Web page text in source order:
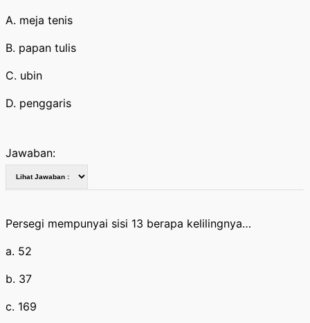
A. meja tenis
B. papan tulis
C. ubin
D. penggaris
Jawaban:
Persegi mempunyai sisi 13 berapa kelilingnya…
a. 52
b. 37
c. 169